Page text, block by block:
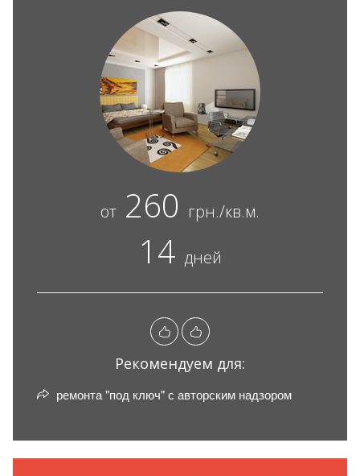
от 260 грн./кв.м.
14 дней
Рекомендуем для:
ремонта "под ключ" с авторским надзором